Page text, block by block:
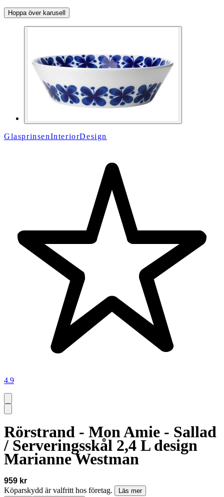
Hoppa över karusell
GlasprinsenInteriorDesign
4.9
Rörstrand - Mon Amie - Sallad
/ Serveringsskål 2,4 L design
Marianne Westman
959 kr
Köparskydd är valfritt hos företag.
Läs mer